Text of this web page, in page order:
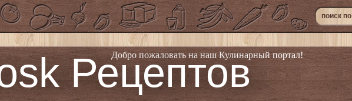
Добро пожаловать на наш Кулинарный портал!
Рецептов